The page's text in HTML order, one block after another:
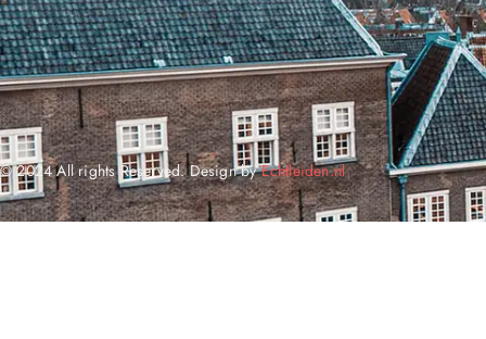
© 2024 All rights Reserved. Design byEchtleiden.nl